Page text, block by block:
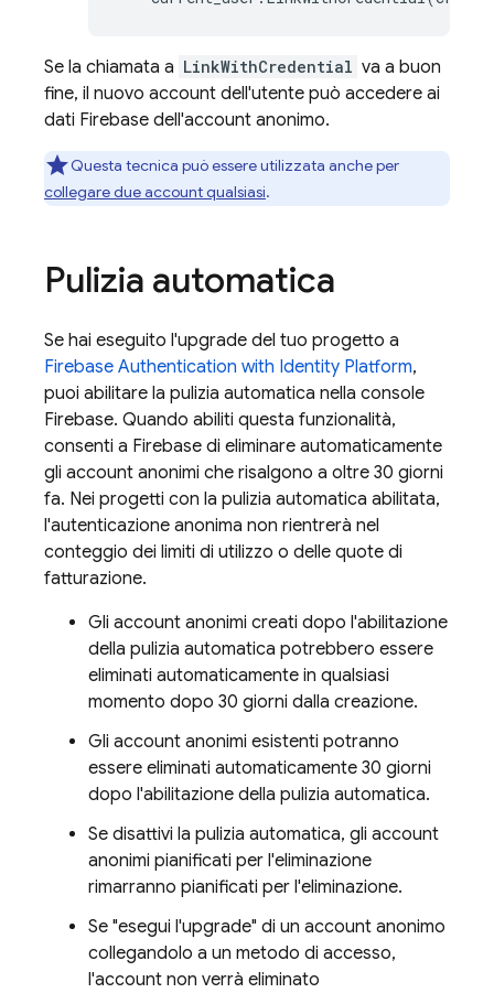
Se la chiamata a LinkWithCredential va a buon
fine, il nuovo account dell'utente può accedere ai
dati Firebase dell'account anonimo.
Questa tecnica può essere utilizzata anche per
collegare due account qualsiasi.
Pulizia automatica
Se hai eseguito l'upgrade del tuo progetto a
Firebase Authentication with Identity Platform,
puoi abilitare la pulizia automatica nella console
Firebase. Quando abiliti questa funzionalità,
consenti a Firebase di eliminare automaticamente
gli account anonimi che risalgono a oltre 30 giorni
fa. Nei progetti con la pulizia automatica abilitata,
l'autenticazione anonima non rientrerà nel
conteggio dei limiti di utilizzo o delle quote di
fatturazione.
Gli account anonimi creati dopo l'abilitazione
della pulizia automatica potrebbero essere
eliminati automaticamente in qualsiasi
momento dopo 30 giorni dalla creazione.
Gli account anonimi esistenti potranno
essere eliminati automaticamente 30 giorni
dopo l'abilitazione della pulizia automatica.
Se disattivi la pulizia automatica, gli account
anonimi pianificati per l'eliminazione
rimarranno pianificati per l'eliminazione.
Se "esegui l'upgrade" di un account anonimo
collegandolo a un metodo di accesso,
l'account non verrà eliminato